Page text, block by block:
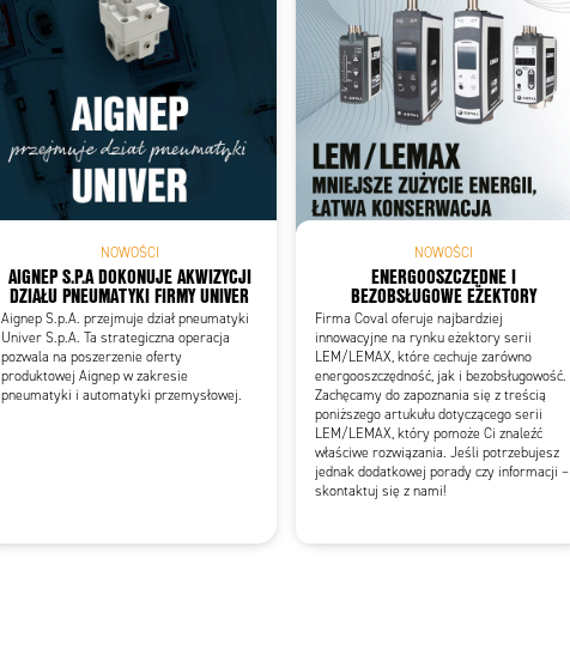
NOWOŚCI
AIGNEP S.P.A DOKONUJE AKWIZYCJI
DZIAŁU PNEUMATYKI FIRMY UNIVER
Aignep S.p.A. przejmuje dział pneumatyki
Univer S.p.A. Ta strategiczna operacja
pozwala na poszerzenie oferty
produktowej Aignep w zakresie
pneumatyki i automatyki przemysłowej.
NOWOŚCI
ENERGOOSZCZĘDNE I
BEZOBSŁUGOWE EŻEKTORY
Firma Coval oferuje najbardziej
innowacyjne na rynku eżektory serii
LEM/LEMAX, które cechuje zarówno
energooszczędność, jak i bezobsługowość.
Zachęcamy do zapoznania się z treścią
poniższego artukułu dotyczącego serii
LEM/LEMAX, który pomoże Ci znaleźć
właściwe rozwiązania. Jeśli potrzebujesz
jednak dodatkowej porady czy informacji –
skontaktuj się z nami!